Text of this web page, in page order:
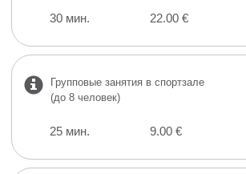
30 мин. 22.00 €
Групповые занятия в спортзале
(до 8 человек)
25 мин. 9.00 €